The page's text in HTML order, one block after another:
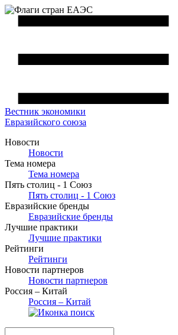
Вестник экономики
Евразийского союза
Новости
Новости
Тема номера
Тема номера
Пять столиц - 1 Союз
Пять столиц - 1 Союз
Евразийские бренды
Евразийские бренды
Лучшие практики
Лучшие практики
Рейтинги
Рейтинги
Новости партнеров
Новости партнеров
Россия – Китай
Россия – Китай